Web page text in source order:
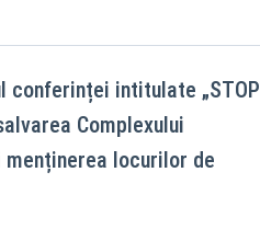
conferinței intitulate „STOP
Complexului
locurilor de